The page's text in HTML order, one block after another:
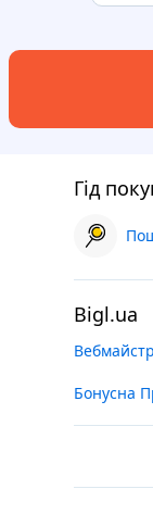
Гід
Bigl.ua
Бонусна